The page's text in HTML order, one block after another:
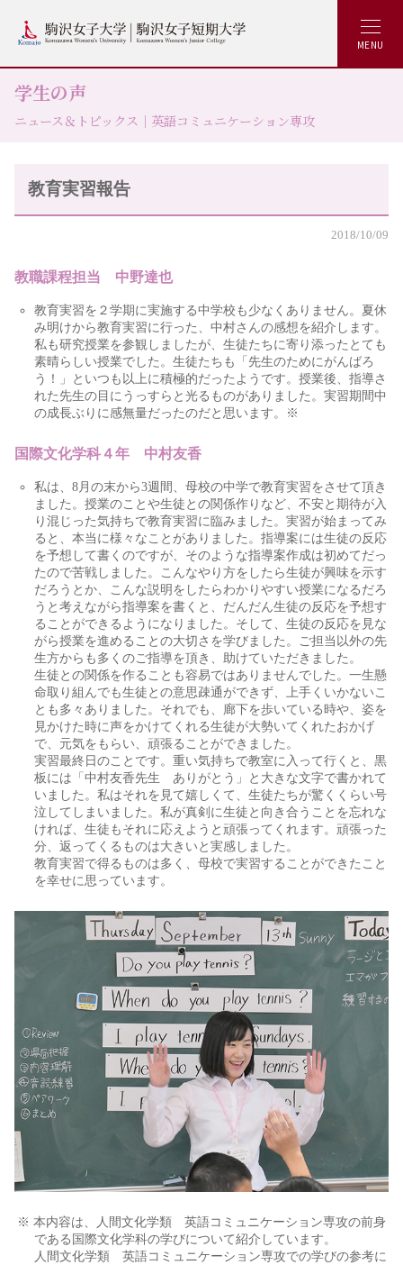
MENU
学生の声
ニュース＆トピックス｜英語コミュニケーション専攻
教育実習報告
2018/10/09
教職課程担当 中野達也
教育実習を２学期に実施する中学校も少なくありません。夏休
み明けから教育実習に行った、中村さんの感想を紹介します。
私も研究授業を参観しましたが、生徒たちに寄り添ったとても
素晴らしい授業でした。生徒たちも「先生のためにがんばろ
う！」といつも以上に積極的だったようです。授業後、指導さ
れた先生の目にうっすらと光るものがありました。実習期間中
の成長ぶりに感無量だったのだと思います。※
国際文化学科４年 中村友香
私は、8月の末から3週間、母校の中学で教育実習をさせて頂き
ました。授業のことや生徒との関係作りなど、不安と期待が入
り混じった気持ちで教育実習に臨みました。実習が始まってみ
ると、本当に様々なことがありました。指導案には生徒の反応
を予想して書くのですが、そのような指導案作成は初めてだっ
たので苦戦しました。こんなやり方をしたら生徒が興味を示す
だろうとか、こんな説明をしたらわかりやすい授業になるだろ
うと考えながら指導案を書くと、だんだん生徒の反応を予想す
ることができるようになりました。そして、生徒の反応を見な
がら授業を進めることの大切さを学びました。ご担当以外の先
生方からも多くのご指導を頂き、助けていただきました。
生徒との関係を作ることも容易ではありませんでした。一生懸
命取り組んでも生徒との意思疎通ができず、上手くいかないこ
とも多々ありました。それでも、廊下を歩いている時や、姿を
見かけた時に声をかけてくれる生徒が大勢いてくれたおかげ
で、元気をもらい、頑張ることができました。
実習最終日のことです。重い気持ちで教室に入って行くと、黒
板には「中村友香先生 ありがとう」と大きな文字で書かれて
いました。私はそれを見て嬉しくて、生徒たちが驚くくらい号
泣してしまいました。私が真剣に生徒と向き合うことを忘れな
ければ、生徒もそれに応えようと頑張ってくれます。頑張った
分、返ってくるものは大きいと実感しました。
教育実習で得るものは多く、母校で実習することができたこと
を幸せに思っています。
※ 本内容は、人間文化学類 英語コミュニケーション専攻の前身
である国際文化学科の学びについて紹介しています。
人間文化学類 英語コミュニケーション専攻での学びの参考に